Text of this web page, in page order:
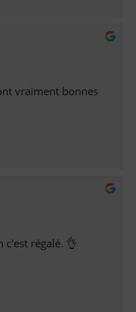
vraiment bonnes
c'est régalé. 👌